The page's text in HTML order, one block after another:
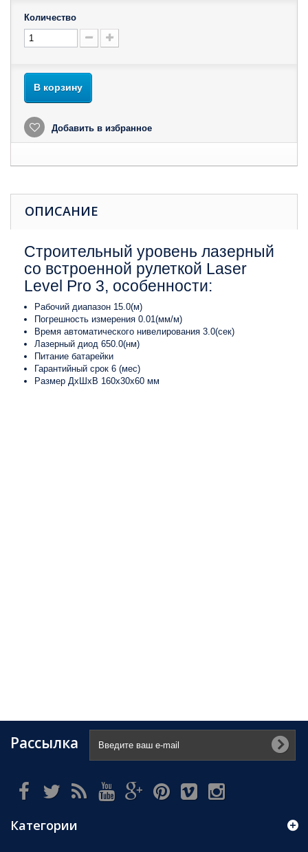
Количество
В корзину
Добавить в избранное
ОПИСАНИЕ
Строительный уровень лазерный
со встроенной рулеткой Laser
Level Pro 3, особенности:
Рабочий диапазон 15.0(м)
Погрешность измерения 0.01(мм/м)
Время автоматического нивелирования 3.0(сек)
Лазерный диод 650.0(нм)
Питание батарейки
Гарантийный срок 6 (мес)
Размер ДхШхВ 160х30х60 мм
Рассылка
Категории